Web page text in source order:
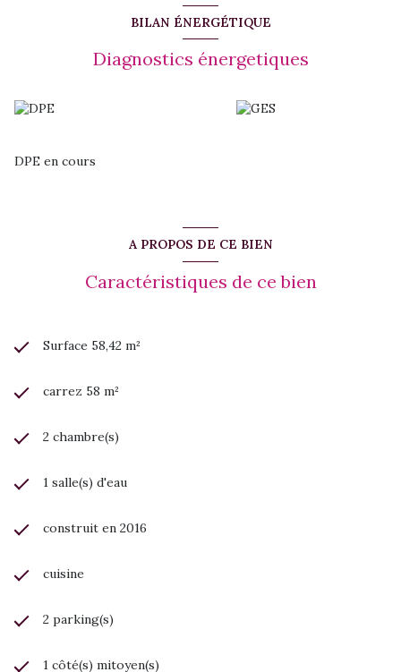
d’eau et un WC indépendant.
L’appartement dispose également d’une citerne, un véritable
confort au quotidien, ainsi que de deux places de parking
pour une résidence principale que pour un investissement
locatif.
BILAN ÉNERGÉTIQUE
Diagnostics énergetiques
DPE en cours
A PROPOS DE CE BIEN
Caractéristiques de ce bien
Surface 58,42 m²
carrez 58 m²
2 chambre(s)
1 salle(s) d'eau
construit en 2016
cuisine
2 parking(s)
1 côté(s) mitoyen(s)